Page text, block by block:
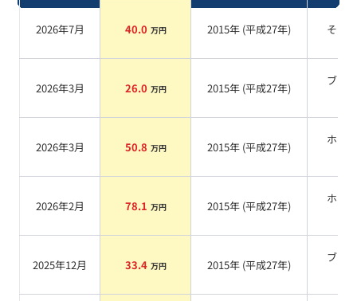
2026年7月 40.0 万円 2015年 (平成27年) その他
2026年3月 26.0 万円 2015年 (平成27年)
ブラ
2026年3月 50.8 万円 2015年 (平成27年)
ホワ
2026年2月 78.1 万円 2015年 (平成27年)
ホワ
2025年12月 33.4 万円 2015年 (平成27年)
ブラ